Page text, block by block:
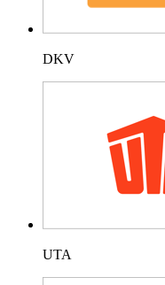
DKV
UTA